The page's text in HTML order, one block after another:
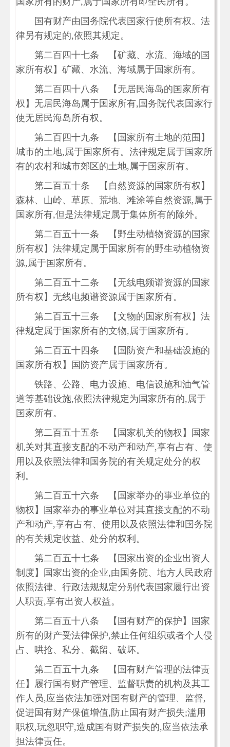
国有财产由国务院代表国家行使所有权。法
律另有规定的,依照其规定。
第二百四十七条 【矿藏、水流、海域的国
家所有权】矿藏、水流、海域属于国家所有。
第二百四十八条 【无居民海岛的国家所有
权】无居民海岛属于国家所有,国务院代表国家行
使无居民海岛所有权。
第二百四十九条 【国家所有土地的范围】
城市的土地,属于国家所有。法律规定属于国家所
有的农村和城市郊区的土地,属于国家所有。
第二百五十条 【自然资源的国家所有权】
森林、山岭、草原、荒地、滩涂等自然资源,属于
国家所有,但是法律规定属于集体所有的除外。
第二百五十一条 【野生动植物资源的国家
所有权】法律规定属于国家所有的野生动植物资
源,属于国家所有。
第二百五十二条 【无线电频谱资源的国家
所有权】无线电频谱资源属于国家所有。
第二百五十三条 【文物的国家所有权】法
律规定属于国家所有的文物,属于国家所有。
第二百五十四条 【国防资产和基础设施的
国家所有权】国防资产属于国家所有。
铁路、公路、电力设施、电信设施和油气管
道等基础设施,依照法律规定为国家所有的,属于
国家所有。
第二百五十五条 【国家机关的物权】国家
机关对其直接支配的不动产和动产,享有占有、使
用以及依照法律和国务院的有关规定处分的权
利。
第二百五十六条 【国家举办的事业单位的
物权】国家举办的事业单位对其直接支配的不动
产和动产,享有占有、使用以及依照法律和国务院
的有关规定收益、处分的权利。
第二百五十七条 【国家出资的企业出资人
制度】国家出资的企业,由国务院、地方人民政府
依照法律、行政法规规定分别代表国家履行出资
人职责,享有出资人权益。
第二百五十八条 【国有财产的保护】国家
所有的财产受法律保护,禁止任何组织或者个人侵
占、哄抢、私分、截留、破坏。
第二百五十九条 【国有财产管理的法律责
任】履行国有财产管理、监督职责的机构及其工
作人员,应当依法加强对国有财产的管理、监督,
促进国有财产保值增值,防止国有财产损失;滥用
职权,玩忽职守,造成国有财产损失的,应当依法承
担法律责任。